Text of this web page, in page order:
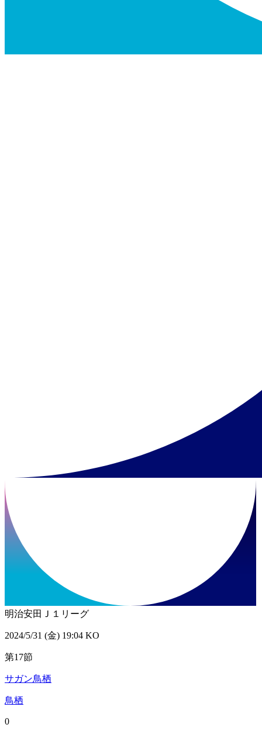
明治安田Ｊ１リーグ
2024/5/31 (金) 19:04 KO
第17節
サガン鳥栖
鳥栖
0